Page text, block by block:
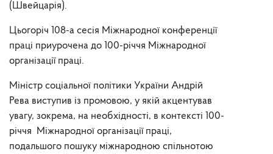
(Швейцарія).
Цьогоріч 108-а сесія Міжнародної конференції
праці приурочена до 100-річчя Міжнародної
організації праці.
Міністр соціальної політики України Андрій
Рева виступив із промовою, у якій акцентував
увагу, зокрема, на необхідності, в контексті 100-
річчя Міжнародної організації праці,
подальшого пошуку міжнародною спільнотою